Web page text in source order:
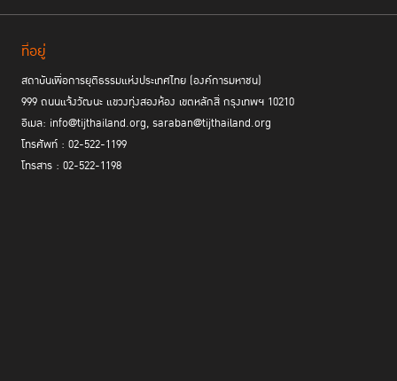
ที่อยู่
สถาบันเพื่อการยุติธรรมแห่งประเทศไทย (องค์การมหาชน)
999 ถนนแจ้งวัฒนะ แขวงทุ่งสองห้อง เขตหลักสี่ กรุงเทพฯ 10210
อีเมล: info@tijthailand.org, saraban@tijthailand.org
โทรศัพท์ : 02-522-1199
โทรสาร : 02-522-1198